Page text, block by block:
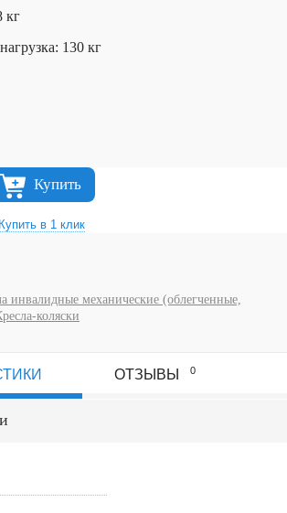
кг
130 кг
Купить
инвалидные механические (облегченные,
коляски
ОТЗЫВЫ 0